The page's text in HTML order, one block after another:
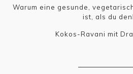
Warum eine gesunde,
ist, als du
Kokos-Ravani mit